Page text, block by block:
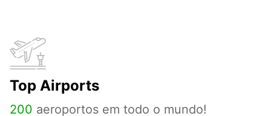
Top Airports
200 aeroportos em todo o mundo!